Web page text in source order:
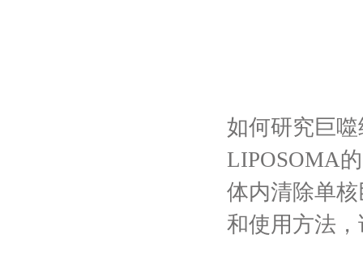
如何研究巨
LIPOSOMA
体内清除单
和使用方法